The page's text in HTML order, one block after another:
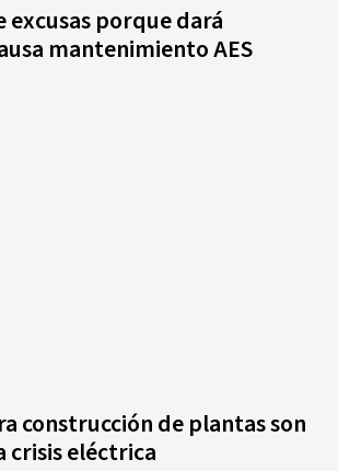
excusas porque dará
mantenimiento AES
construcción de plantas son
crisis eléctrica